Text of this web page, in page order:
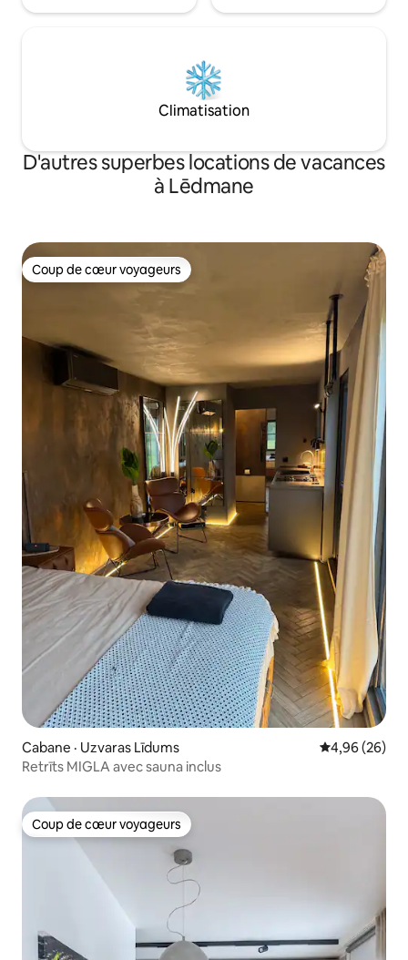
Climatisation
D'autres superbes locations de vacances
à Lēdmane
Coup de cœur voyageurs
Coup de cœur voyageurs
Cabane · Uzvaras Līdums Note
4,96 (26)
Retrīts MIGLA avec sauna inclus
Coup de cœur voyageurs
Coup de cœur voyageurs